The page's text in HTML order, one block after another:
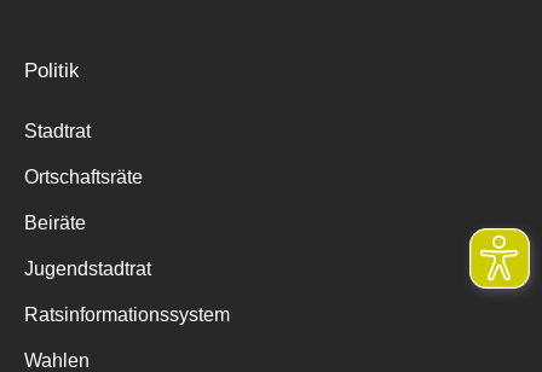
Politik
Stadtrat
Ortschaftsräte
Beiräte
Jugendstadtrat
Ratsinformationssystem
Wahlen